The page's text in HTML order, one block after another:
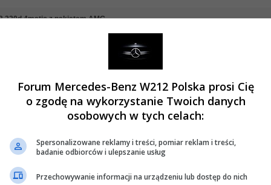
220d 4matic z pakietem AMG
#2 dnia:
nim ale chyba poczekam aż będzie inny tył i może troszkę inny przód bo na
szkoda bo powinno się znacząco różnic moim zdaniem. A w środku jest
to już to dla mnie minus bo tak jak i Ty potrzebuje dużego kombi i czasem też
czymś z w212 😁 powiedz jeszcze jak z silnikiem, jest jakaś różnica,
220d 4matic z pakietem AMG
#3 dnia: 20 Listopada 2019, 22:41 12s »
Forum Mercedes-Benz W212 Polska prosi Cię
o zgodę na wykorzystanie Twoich danych
osobowych w tych celach:
Spersonalizowane reklamy i treści, pomiar reklam i treści,
badanie odbiorców i ulepszanie usług
Przechowywanie informacji na urządzeniu lub dostęp do nich